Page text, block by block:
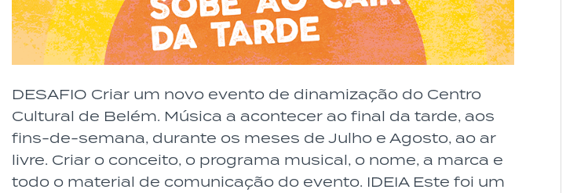
DESAFIO Criar um novo evento de dinamização do Centro
Cultural de Belém. Música a acontecer ao final da tarde, aos
fins-de-semana, durante os meses de Julho e Agosto, ao ar
livre. Criar o conceito, o programa musical, o nome, a marca e
todo o material de comunicação do evento. IDEIA Este foi um